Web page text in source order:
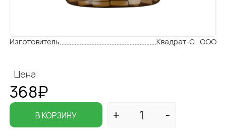
Изготовитель Квадрат-С , ООО
Цена:
368₽
В КОРЗИНУ